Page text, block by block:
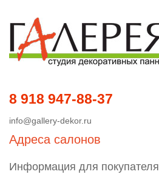
8 918 947-88-37
info@gallery-dekor.ru
Адреса салонов
Информация для покупателя